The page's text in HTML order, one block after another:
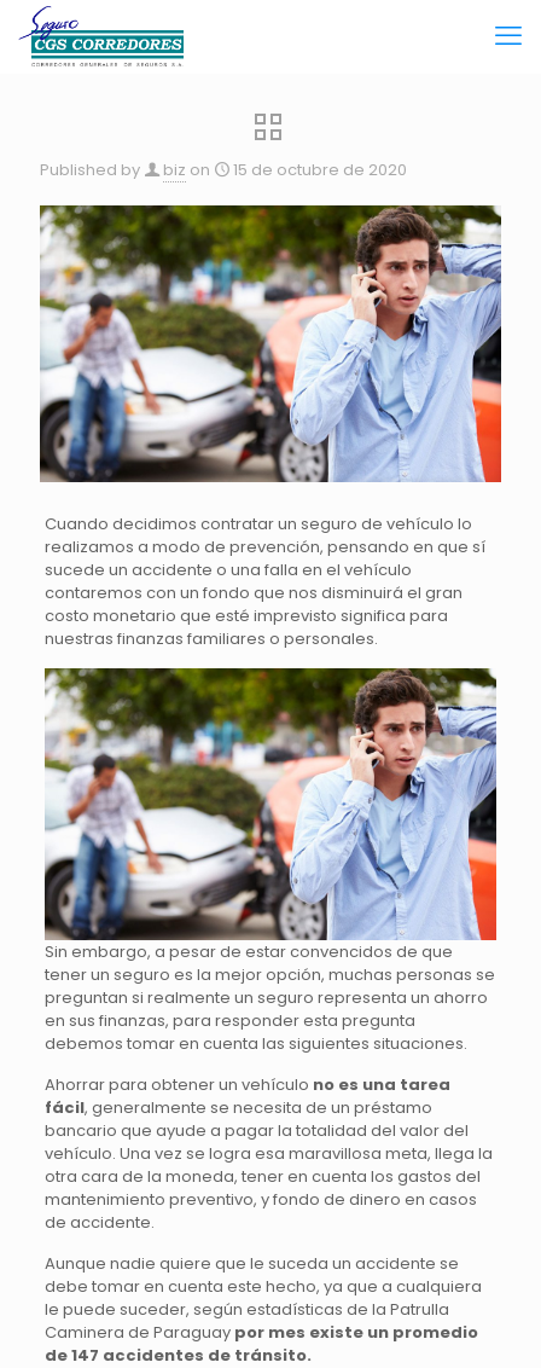
Published by biz on 15 de octubre de 2020
Cuando decidimos contratar un seguro de vehículo lo
realizamos a modo de prevención, pensando en que sí
sucede un accidente o una falla en el vehículo
contaremos con un fondo que nos disminuirá el gran
costo monetario que esté imprevisto significa para
nuestras finanzas familiares o personales.
Sin embargo, a pesar de estar convencidos de que
tener un seguro es la mejor opción, muchas personas se
preguntan si realmente un seguro representa un ahorro
en sus finanzas, para responder esta pregunta
debemos tomar en cuenta las siguientes situaciones.
Ahorrar para obtener un vehículo no es una tarea
fácil, generalmente se necesita de un préstamo
bancario que ayude a pagar la totalidad del valor del
vehículo. Una vez se logra esa maravillosa meta, llega la
otra cara de la moneda, tener en cuenta los gastos del
mantenimiento preventivo, y fondo de dinero en casos
de accidente.
Aunque nadie quiere que le suceda un accidente se
debe tomar en cuenta este hecho, ya que a cualquiera
le puede suceder, según estadísticas de la Patrulla
Caminera de Paraguay por mes existe un promedio
de 147 accidentes de tránsito.